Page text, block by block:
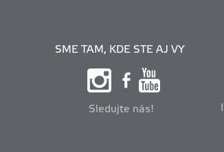
SME TAM, KDE STE AJ VY
Sledujte nás!